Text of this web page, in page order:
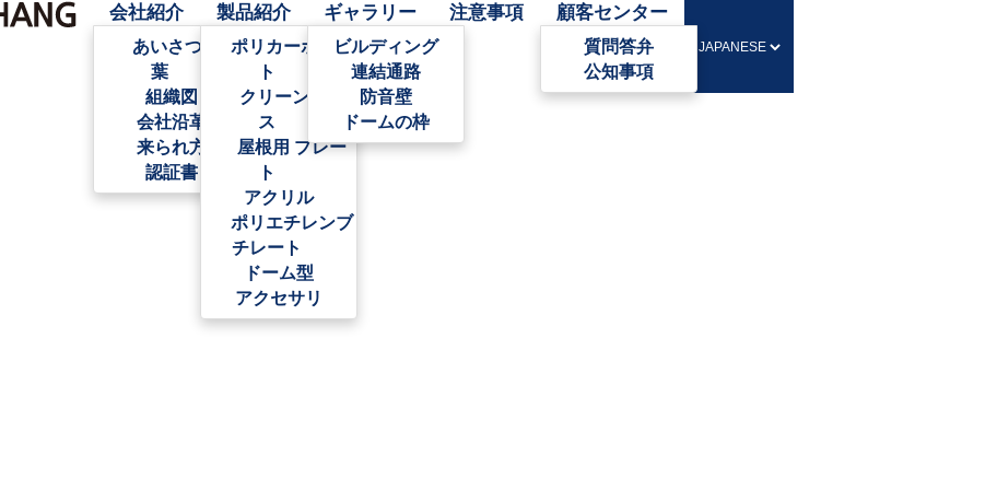
会社紹介
あいさつの言
葉
組織図
会社沿革
来られ方
認証書
製品紹介
ポリカーボネー
ト
クリーングラ
ス
屋根用 プレー
ト
アクリル
ポリエチレンブ
チレート
ドーム型
アクセサリ
ギャラリー
ビルディング
連結通路
防音壁
ドームの枠
注意事項 顧客センター
質問答弁
公知事項